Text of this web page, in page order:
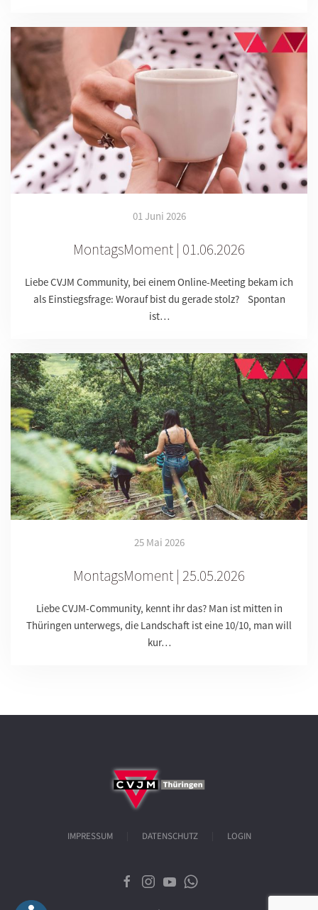
01 Juni 2026
MontagsMoment | 01.06.2026
Liebe CVJM Community, bei einem Online-Meeting bekam ich
als Einstiegsfrage: Worauf bist du gerade stolz? Spontan
ist…
25 Mai 2026
MontagsMoment | 25.05.2026
Liebe CVJM-Community, kennt ihr das? Man ist mitten in
Thüringen unterwegs, die Landschaft ist eine 10/10, man will
kur…
IMPRESSUM DATENSCHUTZ LOGIN